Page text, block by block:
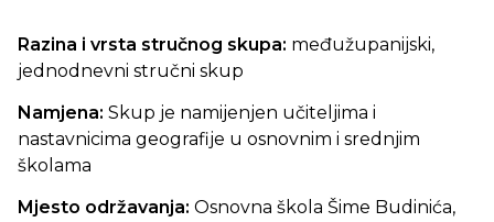
Razina i vrsta stručnog skupa: međužupanijski,
jednodnevni stručni skup
Namjena: Skup je namijenjen učiteljima i
nastavnicima geografije u osnovnim i srednjim
školama
Mjesto održavanja: Osnovna škola Šime Budinića,